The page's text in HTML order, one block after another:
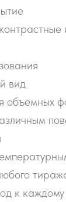
вид
объемных
к каждому